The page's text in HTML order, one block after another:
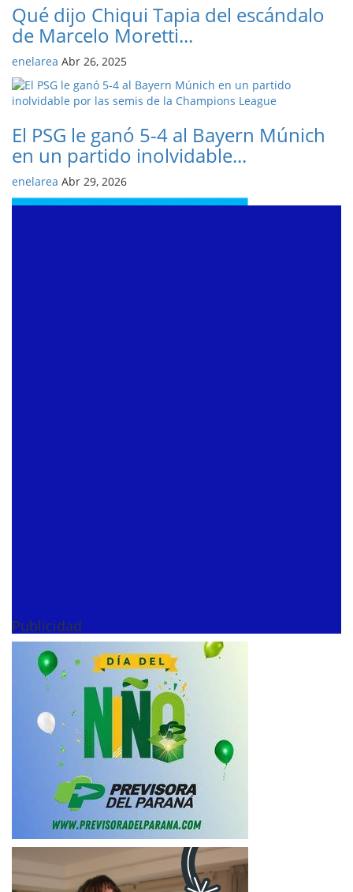
Qué dijo Chiqui Tapia del escándalo
de Marcelo Moretti...
enelarea Abr 26, 2025
El PSG le ganó 5-4 al Bayern Múnich
en un partido inolvidable...
enelarea Abr 29, 2026
Publicidad